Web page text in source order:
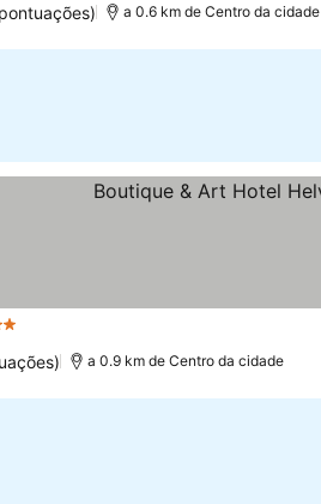
a 0.6 km de Centro da cidade
a 0.9 km de Centro da cidade